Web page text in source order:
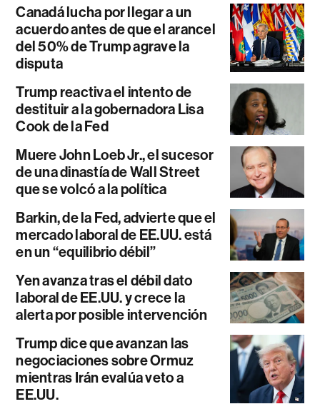
Canadá lucha por llegar a un
acuerdo antes de que el arancel
del 50% de Trump agrave la
disputa
Trump reactiva el intento de
destituir a la gobernadora Lisa
Cook de la Fed
Muere John Loeb Jr., el sucesor
de una dinastía de Wall Street
que se volcó a la política
Barkin, de la Fed, advierte que el
mercado laboral de EE.UU. está
en un “equilibrio débil”
Yen avanza tras el débil dato
laboral de EE.UU. y crece la
alerta por posible intervención
Trump dice que avanzan las
negociaciones sobre Ormuz
mientras Irán evalúa veto a
EE.UU.